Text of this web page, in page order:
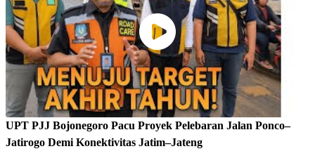
UPT PJJ Bojonegoro Pacu Proyek Pelebaran Jalan Ponco–
Jatirogo Demi Konektivitas Jatim–Jateng